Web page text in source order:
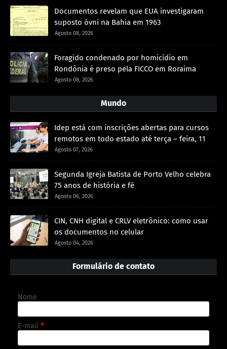
Documentos revelam que EUA investigaram
suposto óvni na Bahia em 1963
Agosto 08, 2026
Foragido condenado por homicídio em
Rondônia é preso pela FICCO em Roraima
Agosto 08, 2026
Mundo
Idep está com inscrições abertas para cursos
remotos em todo estado até terça – feira, 11
Agosto 07, 2026
Segunda Igreja Batista de Porto Velho celebra
75 anos de história e fé
Agosto 06, 2026
CIN, CNH digital e CRLV eletrônico: como usar
os documentos no celular
Agosto 04, 2026
Formulário de contato
Nome
E-mail *